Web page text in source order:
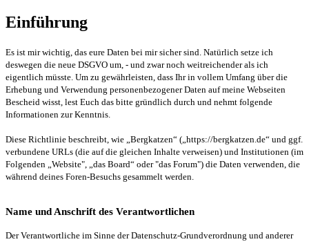
Einführung
Es ist mir wichtig, das eure Daten bei mir sicher sind. Natürlich setze ich
deswegen die neue DSGVO um, - und zwar noch weitreichender als ich
eigentlich müsste. Um zu gewährleisten, dass Ihr in vollem Umfang über die
Erhebung und Verwendung personenbezogener Daten auf meine Webseiten
Bescheid wisst, lest Euch das bitte gründlich durch und nehmt folgende
Informationen zur Kenntnis.
Diese Richtlinie beschreibt, wie „Bergkatzen“ („https://bergkatzen.de“ und ggf.
verbundene URLs (die auf die gleichen Inhalte verweisen) und Institutionen (im
Folgenden „Website", „das Board“ oder "das Forum") die Daten verwenden, die
während deines Foren-Besuchs gesammelt werden.
Name und Anschrift des Verantwortlichen
Der Verantwortliche im Sinne der Datenschutz-Grundverordnung und anderer